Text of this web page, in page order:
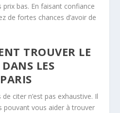
bas. En faisant confiance
de fortes chances d’avoir de
TROUVER LE
LES
citer n’est pas exhaustive. Il
pouvant vous aider à trouver